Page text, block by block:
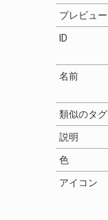
プレビュー
ID
名前
類似のタグ
説明
色
アイコン